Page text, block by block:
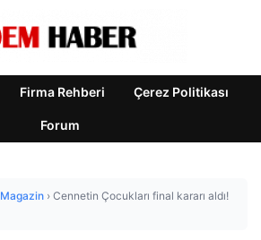
Firma Rehberi Çerez Politikası
Forum
Magazin › Cennetin Çocukları final kararı aldı!